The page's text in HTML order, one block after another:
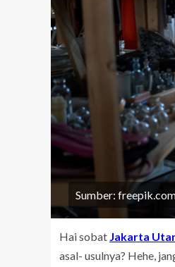
Sumber:
Hai sobat Jakarta
asal- usulnya? Hehe,